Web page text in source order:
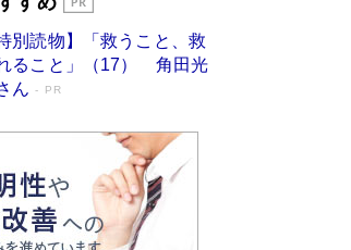
には「宇宙で描かれたマ
Book Bang
答を集めた『ほほえんで生き
、大嘘である」原作者が抱き
は…「自己憐憫は描きたくな
にこだわったこと（後編） #
Bang
特別読物】「救うこと、救
ること」（17） 角田光
ん
PR